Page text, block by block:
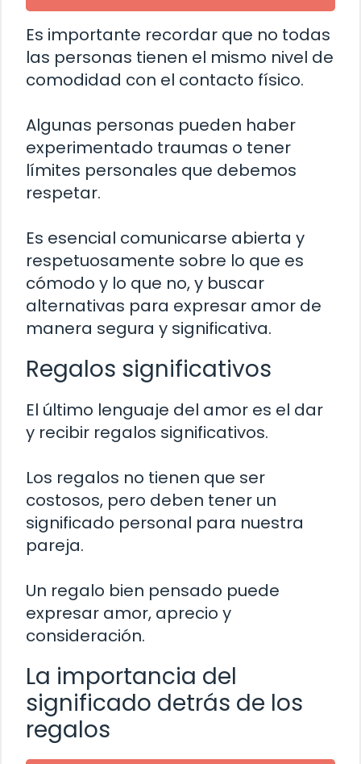
Es importante recordar que no todas
las personas tienen el mismo nivel de
comodidad con el contacto físico.
Algunas personas pueden haber
experimentado traumas o tener
límites personales que debemos
respetar.
Es esencial comunicarse abierta y
respetuosamente sobre lo que es
cómodo y lo que no, y buscar
alternativas para expresar amor de
manera segura y significativa.
Regalos significativos
El último lenguaje del amor es el dar
y recibir regalos significativos.
Los regalos no tienen que ser
costosos, pero deben tener un
significado personal para nuestra
pareja.
Un regalo bien pensado puede
expresar amor, aprecio y
consideración.
La importancia del
significado detrás de los
regalos